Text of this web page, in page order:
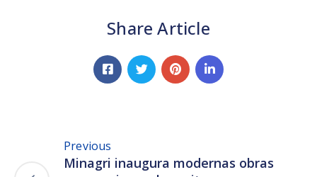
Share Article
Previous
Minagri inaugura modernas obras